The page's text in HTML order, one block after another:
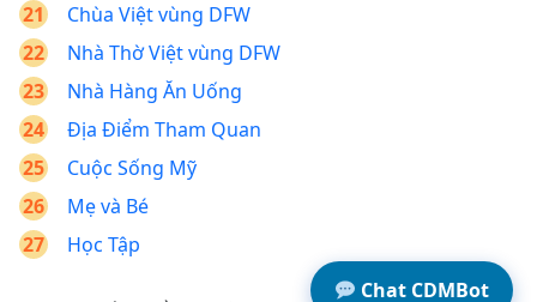
Chùa Việt vùng DFW
Nhà Thờ Việt vùng DFW
Nhà Hàng Ăn Uống
Địa Điểm Tham Quan
Cuộc Sống Mỹ
Mẹ và Bé
Học Tập
Chat CDMBot